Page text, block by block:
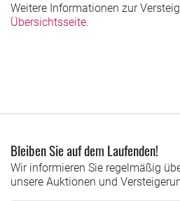
Weitere Informationen zur
Übersichtsseite.
Bleiben Sie auf dem Laufenden!
Wir informieren Sie regelmäßig
unsere Auktionen und